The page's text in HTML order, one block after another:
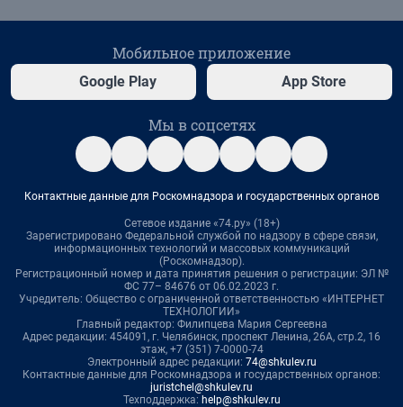
Мобильное приложение
Google Play App Store
Мы в соцсетях
Контактные данные для Роскомнадзора и государственных органов
Сетевое издание «74.ру» (18+)
Зарегистрировано Федеральной службой по надзору в сфере связи,
информационных технологий и массовых коммуникаций
(Роскомнадзор).
Регистрационный номер и дата принятия решения о регистрации: ЭЛ №
ФС 77– 84676 от 06.02.2023 г.
Учредитель: Общество с ограниченной ответственностью «ИНТЕРНЕТ
ТЕХНОЛОГИИ»
Главный редактор: Филипцева Мария Сергеевна
Адрес редакции: 454091, г. Челябинск, проспект Ленина, 26А, стр.2, 16
этаж, +7 (351) 7-0000-74
Электронный адрес редакции: 74@shkulev.ru
Контактные данные для Роскомнадзора и государственных органов:
juristchel@shkulev.ru
Техподдержка: help@shkulev.ru